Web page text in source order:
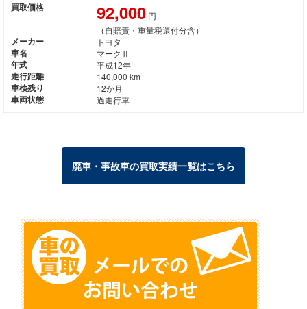
買取価格 92,000円
（自賠責・重量税還付分含）
メーカー
トヨタ
車名
マークⅡ
年式
平成12年
走行距離
140,000 km
車検残り
12か月
車両状態
過走行車
廃車・事故車の買取実績一覧はこちら